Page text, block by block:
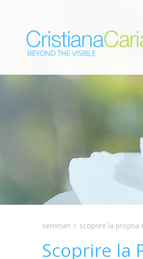
seminari > scoprire la
Scoprire la